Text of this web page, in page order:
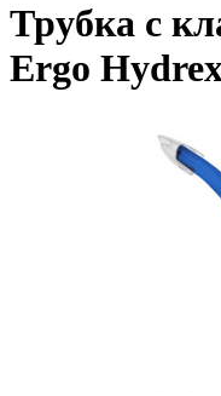
Трубка с
Ergo